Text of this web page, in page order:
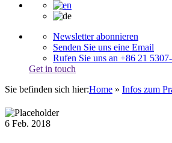
Newsletter abonnieren
Senden Sie uns eine Email
Rufen Sie uns an +86 21
Get in touch
Sie befinden sich hier:Home » Infos zum
6 Feb. 2018